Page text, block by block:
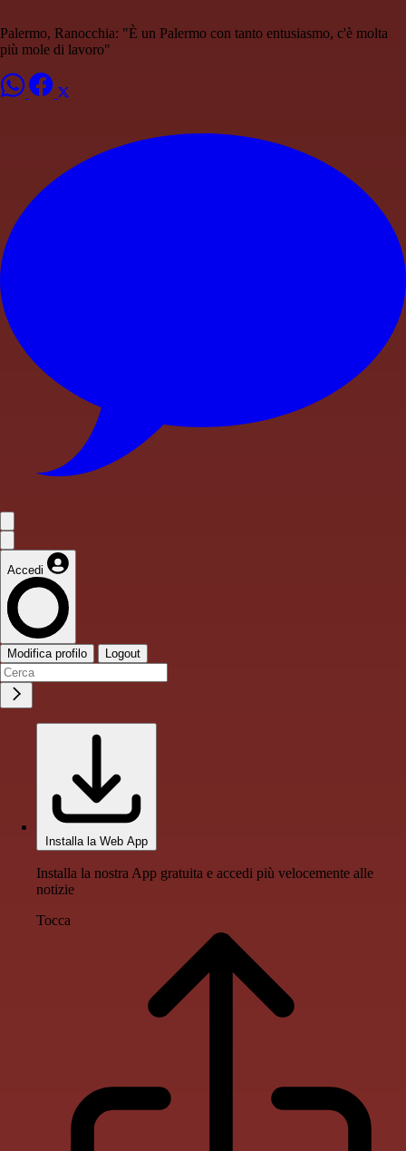
Palermo, Ranocchia: "È un Palermo con tanto entusiasmo, c'è molta
più mole di lavoro"
Accedi
Modifica profilo Logout
Installa la Web App
Installa la nostra App gratuita e accedi più velocemente alle
notizie
Tocca